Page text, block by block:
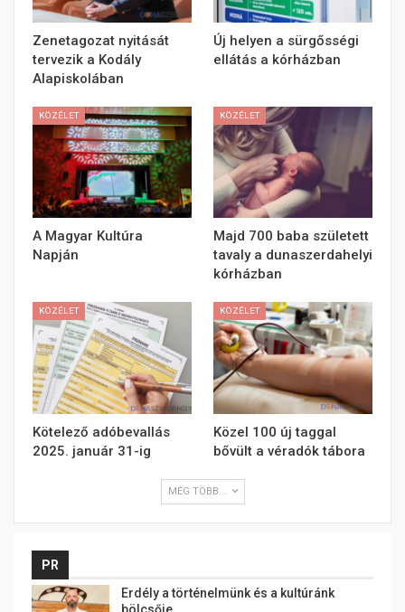
Zenetagozat nyitását
tervezik a Kodály
Alapiskolában
Új helyen a sürgősségi
ellátás a kórházban
KÖZÉLET
A Magyar Kultúra
Napján
KÖZÉLET
Majd 700 baba született
tavaly a dunaszerdahelyi
kórházban
KÖZÉLET
Kötelező adóbevallás
2025. január 31-ig
KÖZÉLET
Közel 100 új taggal
bővült a véradók tábora
MÉG TÖBB...
PR
Erdély a történelmünk és a kultúránk